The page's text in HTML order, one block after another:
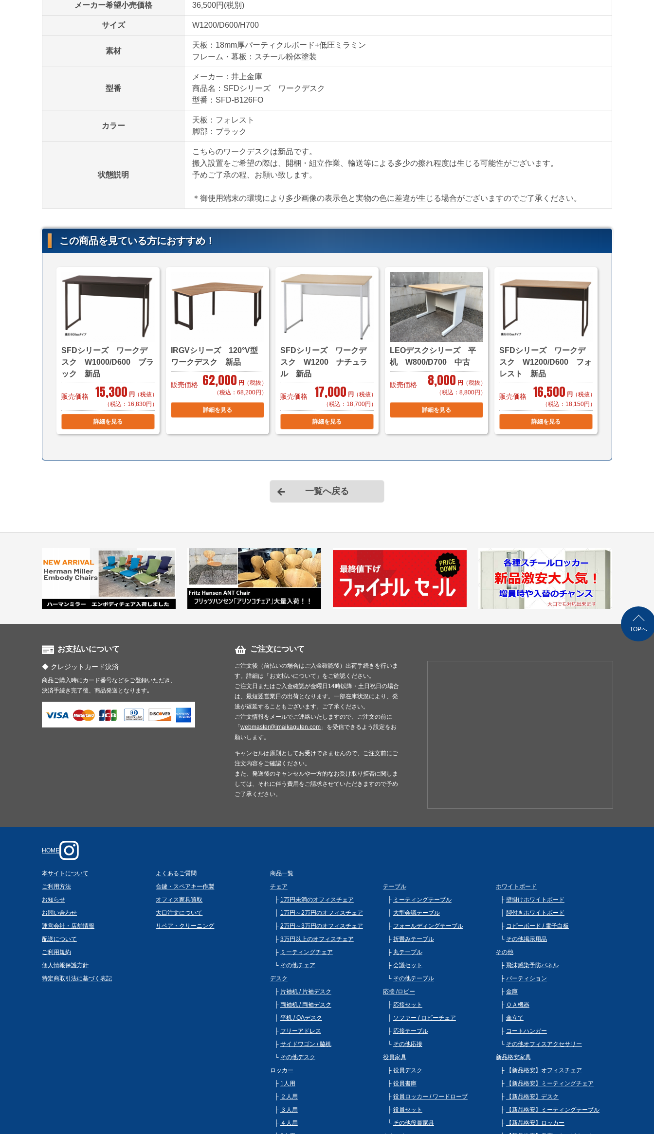
イプは2カラー展開です。
在宅ワークやSOHOの皆様にも人気の商品になっています。
【送料・配送について】
東京都内 5,000円（税別）から
【メーカー配送便(地域限定)】＊搬入まで
2,000円～/1件（税別）でお届け致します。
＊対応可能地域「東京23区内」「横浜・川崎」「千葉県一部(東京より千葉
＊物量、商品によってお見積り致します。
＊階段作業、経路養生は別途見積もりとなります。
＊組立対応可 組立費 1,100円/1台（税別）
【小口送り付け便】＊軒先渡し（要お客様搬入・組立）
2,000円～/1台（税別）でお届け致します。
＊お届け地域によってお見積り致します。
■横浜市内 1台 ￥1,100～（自社便・軒先渡し又はEV有り）
3台で￥5,500（自社便・軒先渡し）
＊階段作業・経路養生は別途見積もり致します。
＊複数（他商品含む）ご購入の場合は同梱等、最良の方法で送料を算出させ
て頂きます。
＊店頭引き渡し可能です。（要取り寄せ・来店予約）
メーカー希望小売価格 36,500円(税別)
サイズ W1200/D600/H700
素材
天板：18mm厚パーティクルボード+低圧ミラミン
フレーム・幕板：スチール粉体塗装
型番
メーカー：井上金庫
商品名：SFDシリーズ ワークデスク
型番：SFD-B126FO
カラー
天板：フォレスト
脚部：ブラック
状態説明
こちらのワークデスクは新品です。
搬入設置をご希望の際は、開梱・組立作業、輸送等による多少の擦れ程度は生じる可能性がございます。
予めご了承の程、お願い致します。
＊御使用端末の環境により多少画像の表示色と実物の色に差違が生じる場合がございますのでご了承ください。
この商品を見ている方におすすめ！
SFDシリーズ ワークデ
スク W1000/D600 ブラ
ック 新品
販売価格 15,300 円 （税抜）
（税込：16,830円）
詳細を見る
IRGVシリーズ 120°V型
ワークデスク 新品
販売価格 62,000 円 （税抜）
（税込：68,200円）
詳細を見る
SFDシリーズ ワークデ
スク W1200 ナチュラ
ル 新品
販売価格 17,000 円 （税抜）
（税込：18,700円）
詳細を見る
LEOデスクシリーズ 平
机 W800/D700 中古
販売価格 8,000 円 （税抜）
（税込：8,800円）
詳細を見る
SFDシリーズ ワークデ
スク W1200/D600 フォ
レスト 新品
販売価格 16,500 円 （税抜）
（税込：18,150円）
詳細を見る
一覧へ戻る
お支払いについて
クレジットカード決済
商品ご購入時にカード番号などをご登録いただき、
決済手続き完了後、商品発送となります｡
ご注文について
ご注文後（前払いの場合はご入金確認後）出荷手続きを行いま
す。詳細は「お支払いについて」をご確認ください。
ご注文日またはご入金確認が金曜日14時以降・土日祝日の場合
は、最短翌営業日の出荷となります。一部在庫状況により、発
送が遅延することもございます。ご了承ください。
ご注文情報をメールでご連絡いたしますので、ご注文の前に
「webmaster@imaikaguten.com 」を受信できるよう設定をお
願いします。
キャンセルは原則としてお受けできませんので、ご注文前にご
注文内容をご確認ください。
また、発送後のキャンセルや一方的なお受け取り拒否に関しま
しては、それに伴う費用をご請求させていただきますので予め
ご了承ください。
HOME
本サイトについて
ご利用方法
お知らせ
お問い合わせ
運営会社・店舗情報
配送について
ご利用規約
個人情報保護方針
特定商取引法に基づく表記
よくあるご質問
合鍵・スペアキー作製
オフィス家具買取
大口注文について
リペア・クリーニング
商品一覧
チェア
1万円未満のオフィスチェア
1万円～2万円のオフィスチェア
2万円～3万円のオフィスチェア
3万円以上のオフィスチェア
ミーティングチェア
その他チェア
デスク
片袖机 / 片袖デスク
両袖机 / 両袖デスク
平机 / OAデスク
フリーアドレス
サイドワゴン / 脇机
その他デスク
ロッカー
1人用
２人用
３人用
４人用
テーブル
ミーティングテーブル
大型会議テーブル
フォールディングテーブル
折畳みテーブル
丸テーブル
会議セット
その他テーブル
応接 /ロビー
応接セット
ソファー / ロビーチェア
応接テーブル
その他応接
役員家具
役員デスク
役員書庫
役員ロッカー / ワードローブ
役員セット
その他役員家具
ホワイトボード
壁掛けホワイトボード
脚付きホワイトボード
コピーボード / 電子白板
その他掲示用品
その他
飛沫感染予防パネル
パーティション
金庫
ＯＡ機器
傘立て
コートハンガー
その他オフィスアクセサリー
新品格安家具
【新品格安】オフィスチェア
【新品格安】ミーティングチェア
【新品格安】デスク
【新品格安】ミーティングテーブル
【新品格安】ロッカー
TOPへ